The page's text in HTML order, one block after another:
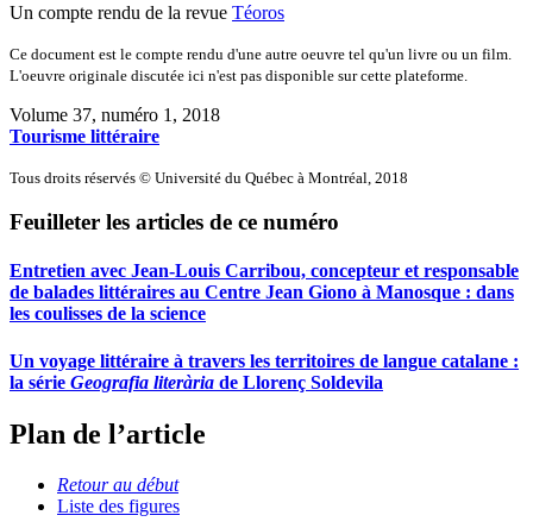
Un compte rendu de la revue Téoros
Ce document est le compte rendu d'une autre oeuvre tel qu'un livre ou un film.
L'oeuvre originale discutée ici n'est pas disponible sur cette plateforme.
Volume 37, numéro 1, 2018
Tourisme littéraire
Tous droits réservés © Université du Québec à Montréal, 2018
Feuilleter les articles de ce numéro
Entretien avec Jean-Louis Carribou, concepteur et responsable
de balades littéraires au Centre Jean Giono à Manosque : dans
les coulisses de la science
Un voyage littéraire à travers les territoires de langue catalane :
la série Geografia literària de Llorenç Soldevila
Plan de l’article
Retour au début
Liste des figures